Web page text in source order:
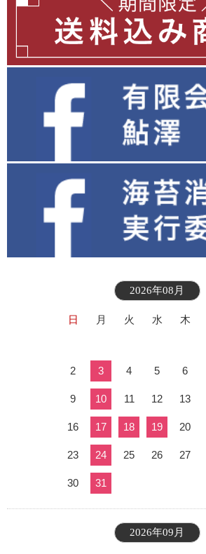
2026年08月
日 月 火 水 木
2 3 4 5 6
9 10 11 12 13
16 17 18 19 20
23 24 25 26 27
30 31
2026年09月